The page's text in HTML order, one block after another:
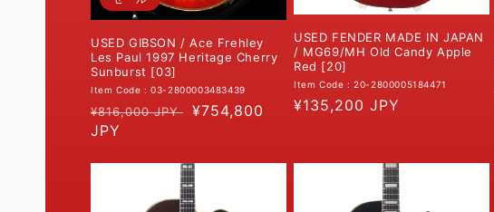
USED GIBSON / Ace Frehley
Les Paul 1997 Heritage Cherry
Sunburst [03]
Item Code : 03-2800003483439
通
常
¥816,000 JPY
セ
価
格
¥754,800
JPY
USED FENDER MADE IN JAPAN
/ MG69/MH Old Candy Apple
Red [20]
Item Code : 20-2800005184471
通
格
¥135,200 JPY